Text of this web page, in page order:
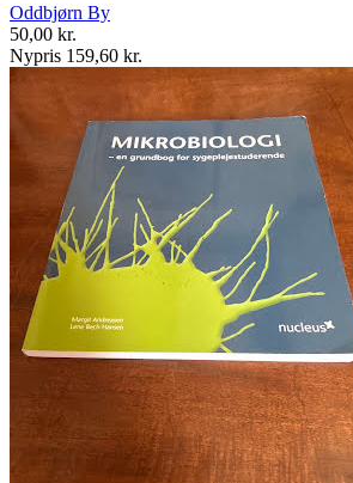
Oddbjørn By
50,00 kr.
Nypris 159,60 kr.